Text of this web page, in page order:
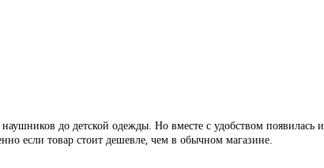
до детской одежды. Но вместе с удобством появилась и
если товар стоит дешевле, чем в обычном магазине.